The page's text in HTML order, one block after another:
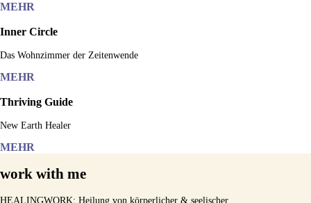
MEHR
Inner Circle
Das Wohnzimmer der Zeitenwende
MEHR
Thriving Guide
New Earth Healer
MEHR
work with me
HEALINGWORK: Heilung von körperlicher & seelischer